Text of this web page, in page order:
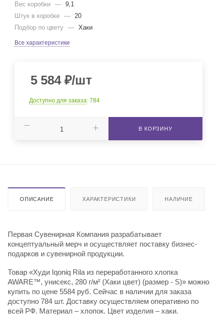
Вес коробки — 9,1
Штук в коробке — 20
Подбор по цвету — Хаки
Все характеристики
5 584₽/шт
Доступно для заказа: 784
В КОРЗИНУ
ОПИСАНИЕ ХАРАКТЕРИСТИКИ НАЛИЧИЕ
Первая Сувенирная Компания разрабатывает
концептуальный мерч и осуществляет поставку бизнес-
подарков и сувенирной продукции.
Товар «Худи Iqoniq Rila из переработанного хлопка
AWARE™, унисекс, 280 г/м² (Хаки цвет) (размер - S)» можно
купить по цене 5584 руб. Сейчас в наличии для заказа
доступно 784 шт. Доставку осуществляем оперативно по
всей РФ. Материал – хлопок. Цвет изделия – хаки.